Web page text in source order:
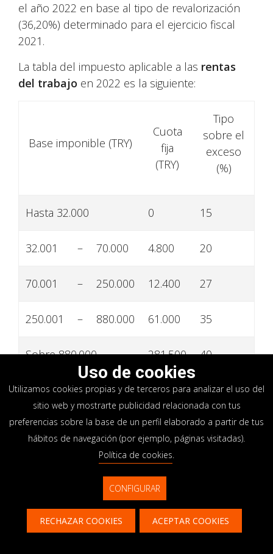
el año 2022 en base al tipo de revalorización
(36,20%) determinado para el ejercicio fiscal
2021.
La tabla del impuesto aplicable a las rentas
del trabajo en 2022 es la siguiente:
Base imponible (TRY)
Cuota
fija
(TRY)
Tipo
sobre el
exceso
(%)
Hasta 32.000 0 15
32.001 – 70.000 4.800 20
70.001 – 250.000 12.400 27
250.001 – 880.000 61.000 35
Sobre 880.000 281.500 40
La tabla de impuestos aplicable atodas las
rentas distintas de las del trabajoen 2022
es la siguiente:
Base imponible (TRY)
Cuota
fija
(TRY)
(%)
Uso de cookies
Utilizamos cookies propias y de terceros para analizar el uso del
sitio web y mostrarte publicidad relacionada con tus
preferencias sobre la base de un perfil elaborado a partir de tus
hábitos de navegación (por ejemplo, páginas visitadas).
Política de cookies.
CONFIGURAR
RECHAZAR COOKIES ACEPTAR COOKIES